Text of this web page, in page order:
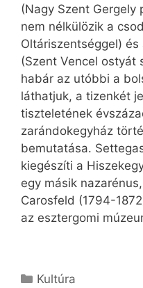
(Nagy Szent Gergely
nem nélkülözik a
Oltáriszentséggel)
(Szent Vencel ostyát
habár az utóbbi a
láthatjuk, a tizenkét
tiszteletének
zarándokegyház
bemutatása.
kiegészíti a
egy másik
Carosfeld (1794-
az esztergomi
Kategória
Kultúra